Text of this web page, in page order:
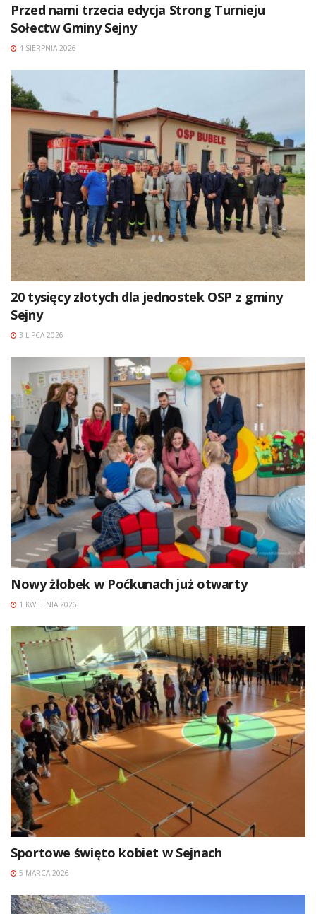
Przed nami trzecia edycja Strong Turnieju
Sołectw Gminy Sejny
4 SIERPNIA 2026
20 tysięcy złotych dla jednostek OSP z gminy
Sejny
3 LIPCA 2026
Nowy żłobek w Poćkunach już otwarty
1 KWIETNIA 2026
Sportowe święto kobiet w Sejnach
5 MARCA 2026